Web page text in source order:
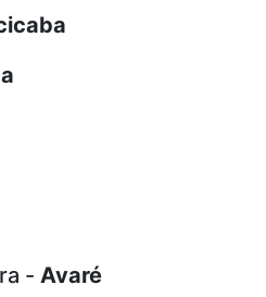
- Avaré